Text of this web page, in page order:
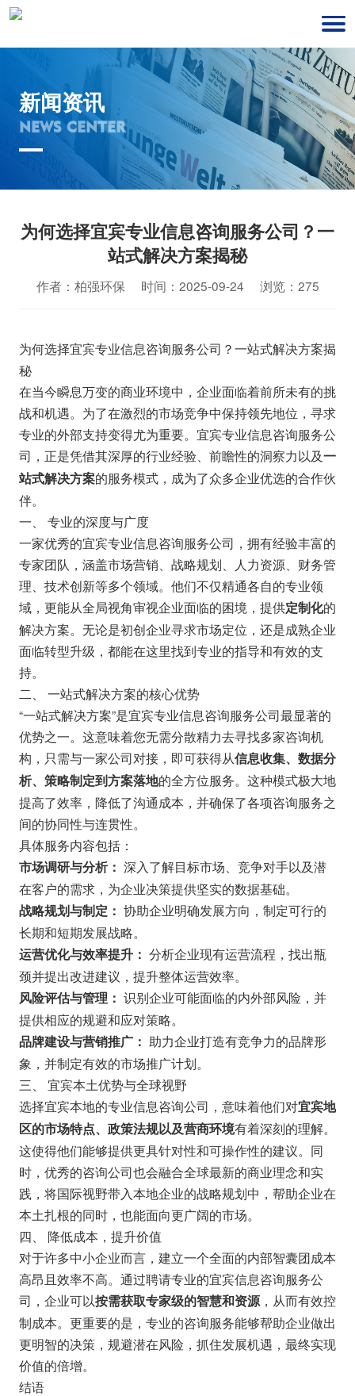
新闻资讯
NEWS CENTER
为何选择宜宾专业信息咨询服务公司？一
站式解决方案揭秘
作者：柏强环保 时间：2025-09-24 浏览：275
为何选择宜宾专业信息咨询服务公司？一站式解决方案揭
秘
在当今瞬息万变的商业环境中，企业面临着前所未有的挑
战和机遇。为了在激烈的市场竞争中保持领先地位，寻求
专业的外部支持变得尤为重要。宜宾专业信息咨询服务公
司，正是凭借其深厚的行业经验、前瞻性的洞察力以及一
站式解决方案的服务模式，成为了众多企业优选的合作伙
伴。
一、 专业的深度与广度
一家优秀的宜宾专业信息咨询服务公司，拥有经验丰富的
专家团队，涵盖市场营销、战略规划、人力资源、财务管
理、技术创新等多个领域。他们不仅精通各自的专业领
域，更能从全局视角审视企业面临的困境，提供定制化的
解决方案。无论是初创企业寻求市场定位，还是成熟企业
面临转型升级，都能在这里找到专业的指导和有效的支
持。
二、 一站式解决方案的核心优势
“一站式解决方案”是宜宾专业信息咨询服务公司最显著的
优势之一。这意味着您无需分散精力去寻找多家咨询机
构，只需与一家公司对接，即可获得从信息收集、数据分
析、策略制定到方案落地的全方位服务。这种模式极大地
提高了效率，降低了沟通成本，并确保了各项咨询服务之
间的协同性与连贯性。
具体服务内容包括：
市场调研与分析： 深入了解目标市场、竞争对手以及潜
在客户的需求，为企业决策提供坚实的数据基础。
战略规划与制定： 协助企业明确发展方向，制定可行的
长期和短期发展战略。
运营优化与效率提升： 分析企业现有运营流程，找出瓶
颈并提出改进建议，提升整体运营效率。
风险评估与管理： 识别企业可能面临的内外部风险，并
提供相应的规避和应对策略。
品牌建设与营销推广： 助力企业打造有竞争力的品牌形
象，并制定有效的市场推广计划。
三、 宜宾本土优势与全球视野
选择宜宾本地的专业信息咨询公司，意味着他们对宜宾地
区的市场特点、政策法规以及营商环境有着深刻的理解。
这使得他们能够提供更具针对性和可操作性的建议。同
时，优秀的咨询公司也会融合全球最新的商业理念和实
践，将国际视野带入本地企业的战略规划中，帮助企业在
本土扎根的同时，也能面向更广阔的市场。
四、 降低成本，提升价值
对于许多中小企业而言，建立一个全面的内部智囊团成本
高昂且效率不高。通过聘请专业的宜宾信息咨询服务公
司，企业可以按需获取专家级的智慧和资源，从而有效控
制成本。更重要的是，专业的咨询服务能够帮助企业做出
更明智的决策，规避潜在风险，抓住发展机遇，最终实现
价值的倍增。
结语